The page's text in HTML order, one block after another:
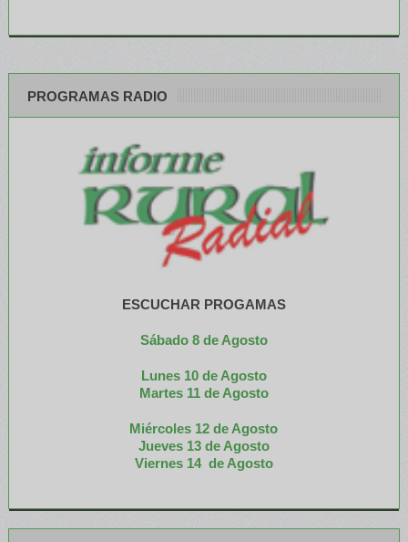
PROGRAMAS RADIO
ESCUCHAR PROGAMAS
Sábado 8 de Agosto
Lunes 10 de Agosto
Martes 11 de Agosto
Miércoles 12 de Agosto
Jueves 13 de Agosto
Viernes 14 de Agosto